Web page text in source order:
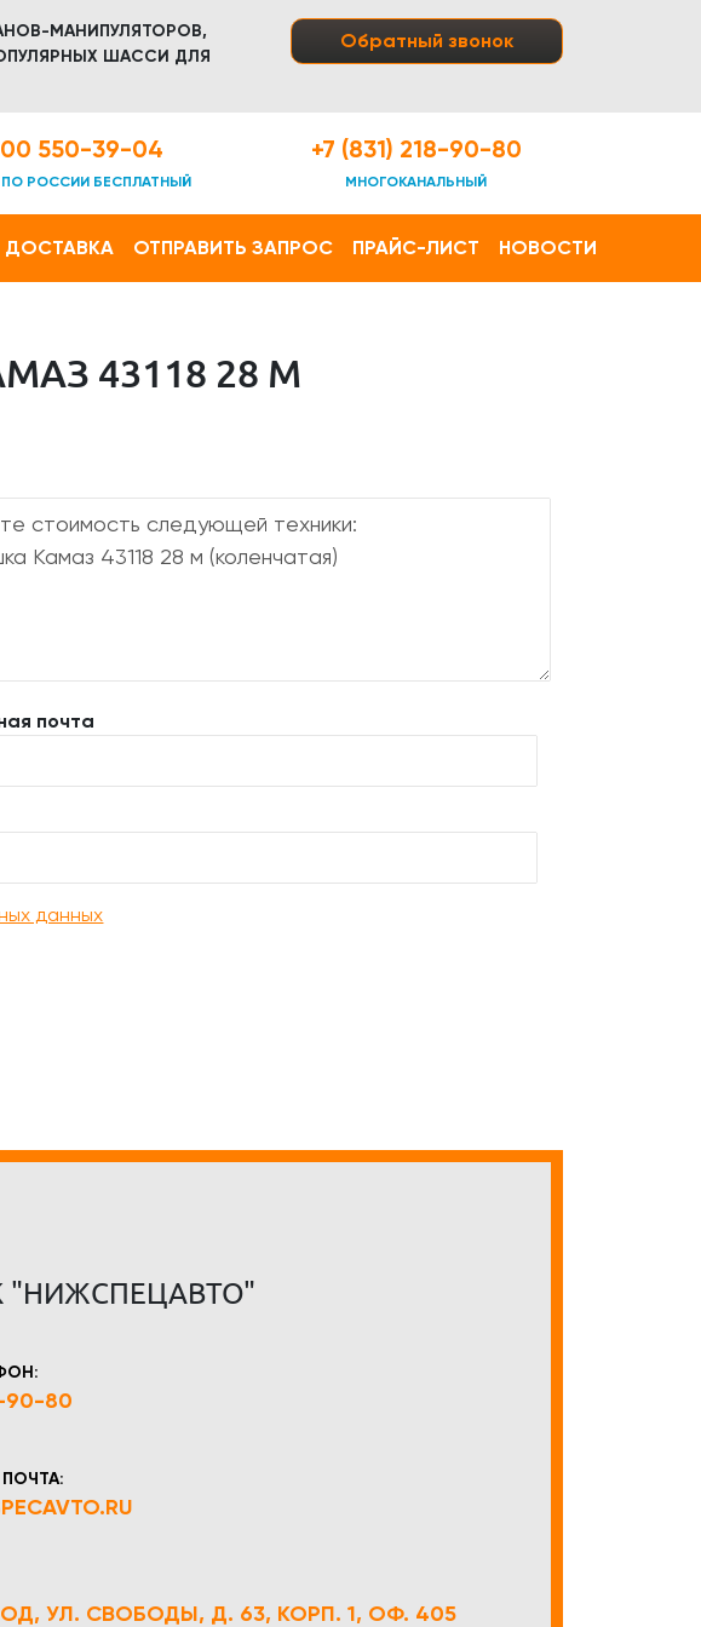
МАНИПУЛЯТОРОВ,
ШАССИ ДЛЯ
Обратный звонок
550-39-04
РОССИИ БЕСПЛАТНЫЙ
+7 (831) 218-90-80
МНОГОКАНАЛЬНЫЙ
ДОСТАВКА ОТПРАВИТЬ ЗАПРОС ПРАЙС-ЛИСТ НОВОСТИ
43118 28 М
почта
данных
"НИЖСПЕЦАВТО"
90-80
УЛ. СВОБОДЫ, Д. 63, КОРП. 1, ОФ. 405